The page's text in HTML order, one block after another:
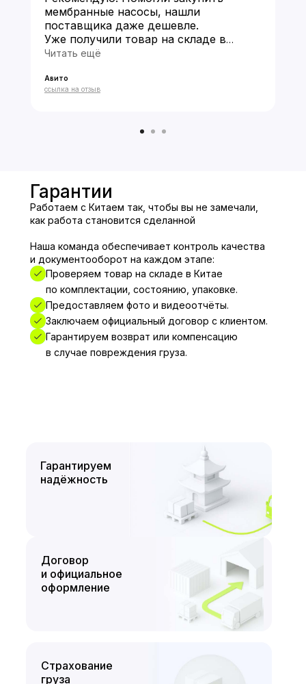
мембранные насосы, нашли
поставщика даже дешевле.
Уже получили товар на складе в
Китае и прислали фото по моей
★★★★★
Читать ещё
Авито
ссылка на отзыв
Гарантии
Работаем с Китаем так, чтобы вы не замечали,
как работа становится сделанной
Наша команда обеспечивает контроль качества
и документооборот на каждом этапе:
Проверяем товар на складе в Китае
по комплектации, состоянию, упаковке.
Предоставляем фото и видеоотчёты.
Заключаем официальный договор с клиентом.
Гарантируем возврат или компенсацию
в случае повреждения груза.
Гарантируем
надёжность
Договор
и официальное
оформление
Страхование
груза